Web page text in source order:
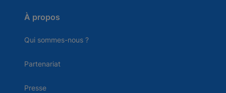
À propos
Qui sommes-nous ?
Partenariat
Presse